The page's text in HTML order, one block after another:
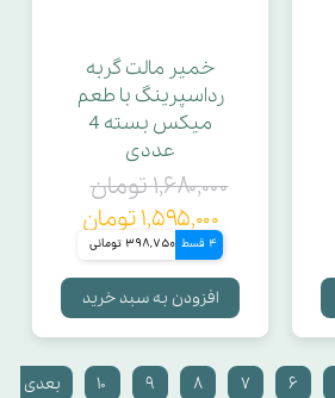
خمیر مالت گربه
رداسپرینگ با طعم
میکس بسته 4
عددی
۱,۶۸۰,۰۰۰ تومان
۱,۵۹۵,۰۰۰ تومان
4 قسط 398,750 تومانی
افزودن به سبد خرید
۶ ۷ ۸ ۹ ۱۰ بعدی